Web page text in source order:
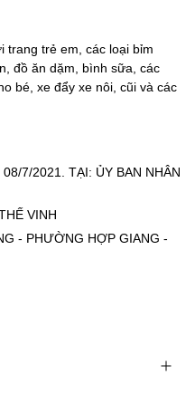
trang trẻ em, các loại bỉm
đồ ăn dặm, bình sữa, các
bé, xe đẩy xe nôi, cũi và các
7/2021. TẠI: ỦY BAN NHÂN
VINH
- PHƯỜNG HỢP GIANG -